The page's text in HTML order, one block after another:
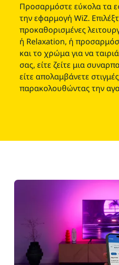
Προσαρμόστε εύκολα τα
την εφαρμογή WiZ.
προκαθορισμένες
ή Relaxation, ή
και το χρώμα για να
σας, είτε ζείτε μια
είτε απολαμβάνετε
παρακολουθώντας την